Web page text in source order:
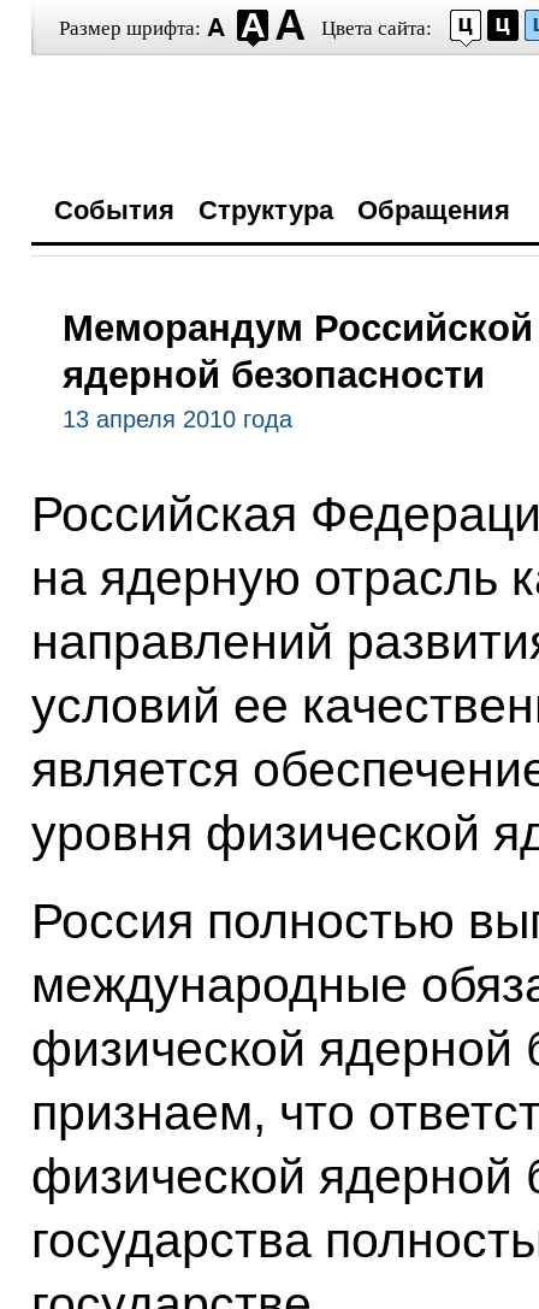
Размер шрифта: Цвета сайта:
События Структура Обращения
Меморандум
ядерной безопасности
13 апреля 2010 года
Российская
на ядерную отрасль
направлений
условий ее
является
уровня физической
Россия полностью
международные
физической ядерной
признаем, что
физической ядерной
государства